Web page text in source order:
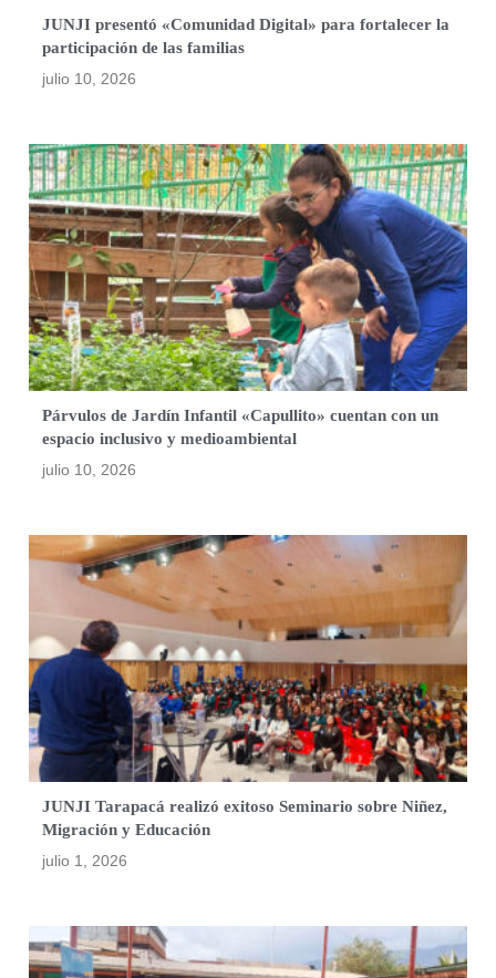
JUNJI presentó «Comunidad Digital» para fortalecer la
participación de las familias
julio 10, 2026
Párvulos de Jardín Infantil «Capullito» cuentan con un
espacio inclusivo y medioambiental
julio 10, 2026
JUNJI Tarapacá realizó exitoso Seminario sobre Niñez,
Migración y Educación
julio 1, 2026